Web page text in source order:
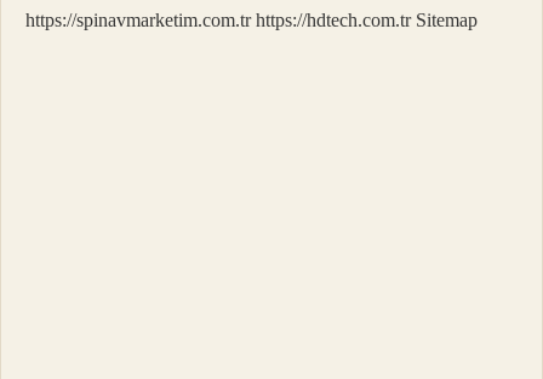
https://spinavmarketim.com.tr https://hdtech.com.tr Sitemap